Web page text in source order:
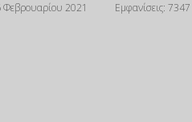
Φεβρουαρίου 2021 Εμφανίσεις: 7347